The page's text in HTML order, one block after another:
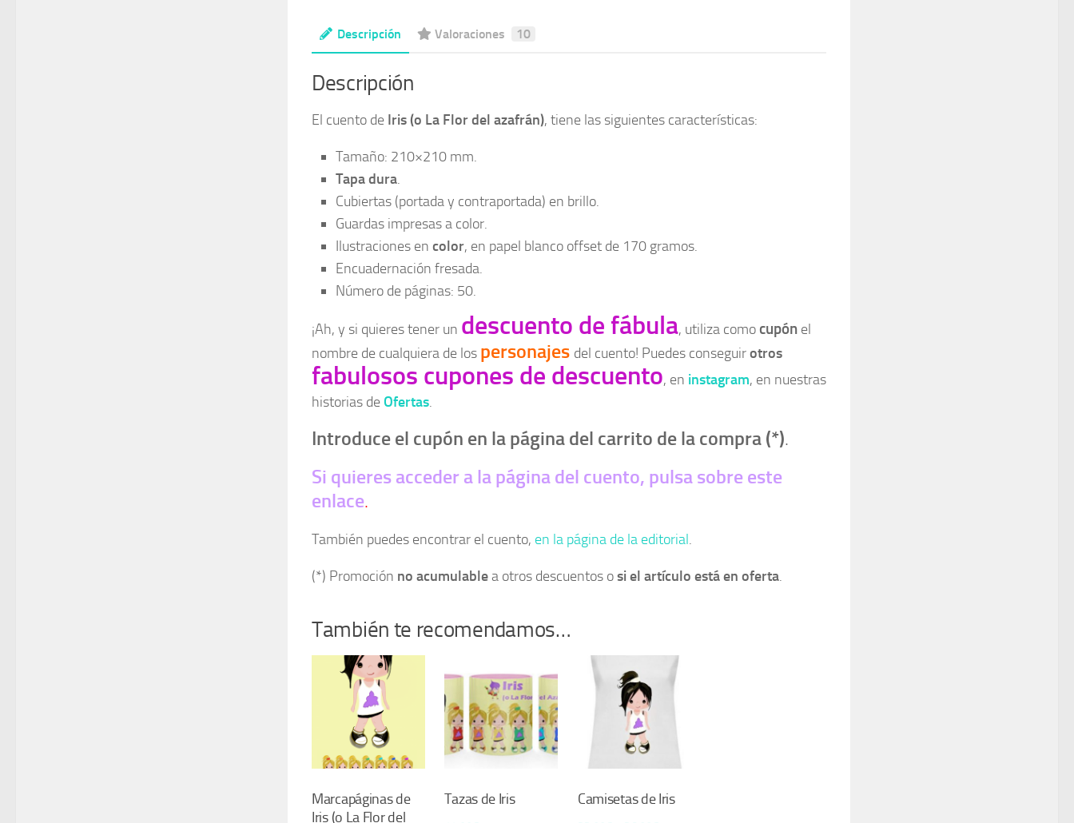
Descripción Valoraciones 10
Descripción
El cuento de Iris (o La Flor del azafrán), tiene las siguientes características:
Tamaño: 210×210 mm.
Tapa dura.
Cubiertas (portada y contraportada) en brillo.
Guardas impresas a color.
Ilustraciones en color, en papel blanco offset de 170 gramos.
Encuadernación fresada.
Número de páginas: 50.
¡Ah, y si quieres tener un descuento de fábula, utiliza comocupón el
nombre de cualquiera de los personajes del cuento! Puedes conseguirotros
fabulosos cupones de descuento, en instagram, en nuestras
historias deOfertas.
Introduce el cupón en la página del carrito de la compra (*).
Si quieres acceder a la página del cuento, pulsa sobre este
enlace.
También puedes encontrar el cuento, en la página de la editorial.
(*) Promoción no acumulablea otros descuentos osi el artículo está en oferta.
También te recomendamos…
Marcapáginas de
Iris (o La Flor del
Tazas de Iris Camisetas de Iris